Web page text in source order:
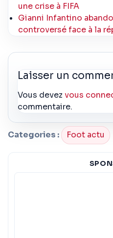
une crise à FIFA
Gianni Infantino
controversé face à la
Laisser un
Vous devezvous
commentaire.
Categories : Foot actu